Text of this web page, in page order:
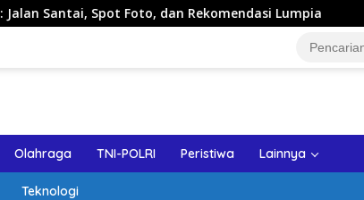
dan Rekomendasi Lumpia Panduan Wisata
Olahraga TNI-POLRI Peristiwa Lainnya
Teknologi